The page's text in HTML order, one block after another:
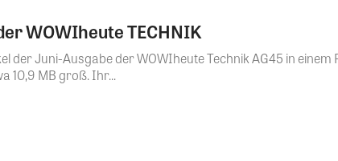
WOWIheute TECHNIK
der Juni-Ausgabe der WOWIheute Technik AG45 in einem
10,9 MB groß. Ihr...